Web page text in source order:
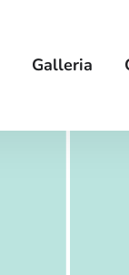
Galleria